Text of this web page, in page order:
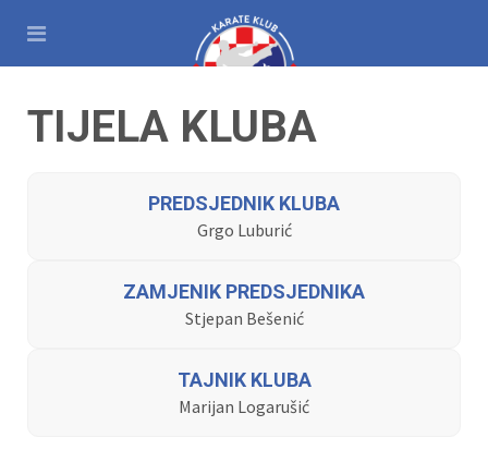
TIJELA KLUBA
PREDSJEDNIK KLUBA
Grgo Luburić
ZAMJENIK PREDSJEDNIKA
Stjepan Bešenić
TAJNIK KLUBA
Marijan Logarušić